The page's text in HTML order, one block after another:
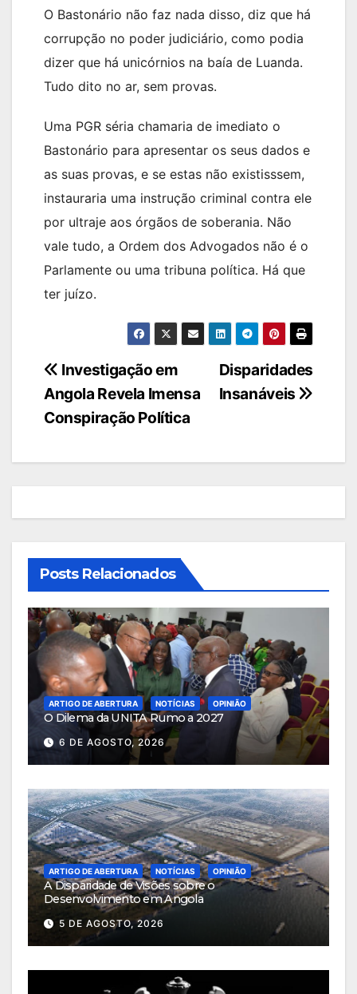
O Bastonário não faz nada disso, diz que há
corrupção no poder judiciário, como podia
dizer que há unicórnios na baía de Luanda.
Tudo dito no ar, sem provas.
Uma PGR séria chamaria de imediato o
Bastonário para apresentar os seus dados e
as suas provas, e se estas não existisssem,
instauraria uma instrução criminal contra ele
por ultraje aos órgãos de soberania. Não
vale tudo, a Ordem dos Advogados não é o
Parlamente ou uma tribuna política. Há que
ter juízo.
Navegação
de
artigos
Disparidades
Insanáveis
Investigação em
Angola Revela Imensa
Conspiração Política
Posts Relacionados
ARTIGO DE ABERTURA NOTÍCIAS OPINIÃO
O Dilema da UNITA Rumo a 2027
6 DE AGOSTO, 2026
ARTIGO DE ABERTURA NOTÍCIAS OPINIÃO
A Disparidade de Visões sobre o
Desenvolvimento em Angola
5 DE AGOSTO, 2026